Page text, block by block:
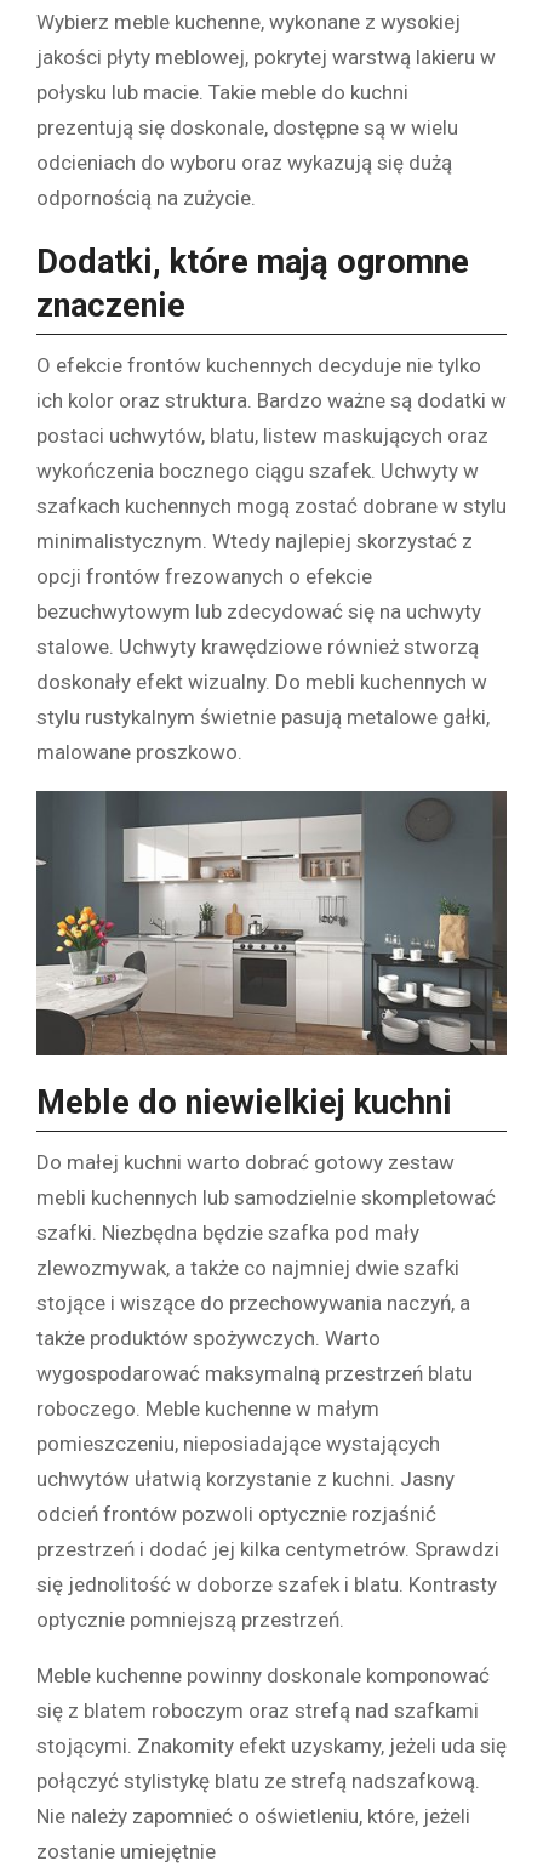
Wybierz meble kuchenne, wykonane z wysokiej
jakości płyty meblowej, pokrytej warstwą lakieru w
połysku lub macie. Takie meble do kuchni
prezentują się doskonale, dostępne są w wielu
odcieniach do wyboru oraz wykazują się dużą
odpornością na zużycie.
Dodatki, które mają ogromne
znaczenie
O efekcie frontów kuchennych decyduje nie tylko
ich kolor oraz struktura. Bardzo ważne są dodatki w
postaci uchwytów, blatu, listew maskujących oraz
wykończenia bocznego ciągu szafek. Uchwyty w
szafkach kuchennych mogą zostać dobrane w stylu
minimalistycznym. Wtedy najlepiej skorzystać z
opcji frontów frezowanych o efekcie
bezuchwytowym lub zdecydować się na uchwyty
stalowe. Uchwyty krawędziowe również stworzą
doskonały efekt wizualny. Do mebli kuchennych w
stylu rustykalnym świetnie pasują metalowe gałki,
malowane proszkowo.
Meble do niewielkiej kuchni
Do małej kuchni warto dobrać gotowy zestaw
mebli kuchennych lub samodzielnie skompletować
szafki. Niezbędna będzie szafka pod mały
zlewozmywak, a także co najmniej dwie szafki
stojące i wiszące do przechowywania naczyń, a
także produktów spożywczych. Warto
wygospodarować maksymalną przestrzeń blatu
roboczego. Meble kuchenne w małym
pomieszczeniu, nieposiadające wystających
uchwytów ułatwią korzystanie z kuchni. Jasny
odcień frontów pozwoli optycznie rozjaśnić
przestrzeń i dodać jej kilka centymetrów. Sprawdzi
się jednolitość w doborze szafek i blatu. Kontrasty
optycznie pomniejszą przestrzeń.
Meble kuchenne powinny doskonale komponować
się z blatem roboczym oraz strefą nad szafkami
stojącymi. Znakomity efekt uzyskamy, jeżeli uda się
połączyć stylistykę blatu ze strefą nadszafkową.
Nie należy zapomnieć o oświetleniu, które, jeżeli
zostanie umiejętnie